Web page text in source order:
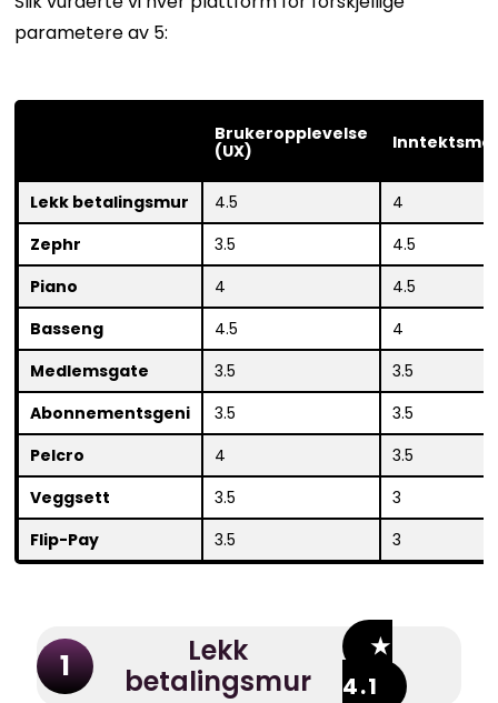
parametere av 5:
Brukeropplevelse
(UX)
Lekk betalingsmur 4.5
4
Zephr
3.5
4.5
Piano
4
4.5
Basseng
4.5
4
Medlemsgate
3.5
3.5
Abonnementsgeni
3.5
3.5
Pelcro
4
3.5
Veggsett
3.5
3
Flip-Pay
3.5 3
1
Lekk
betalingsmur
★
4.1